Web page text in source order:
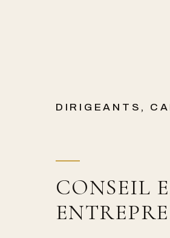
DIRIGEANTS,
CONSEIL